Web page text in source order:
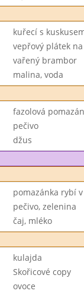
kuřecí s
vepřový plátek
vařený brambor
malina, voda
fazolová
pečivo
džus
pomazánka rybí
pečivo, zelenina
čaj, mléko
kulajda
Skořicové copy
ovoce